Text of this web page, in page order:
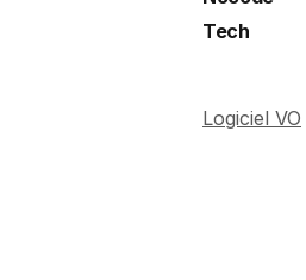
Tech
Logiciel VO